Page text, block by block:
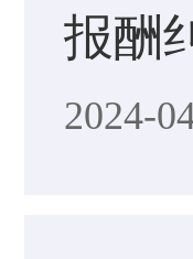
报酬
2024-